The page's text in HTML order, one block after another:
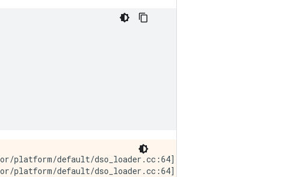
platform/default/dso_loader.cc:64] Could not
platform/default/dso_loader.cc:64] Could not